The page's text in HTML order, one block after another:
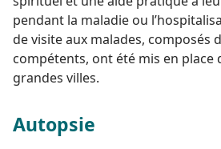
pendant la maladie ou
de visite aux malades, composés
compétents, ont été mis en place
grandes villes.
Autopsie